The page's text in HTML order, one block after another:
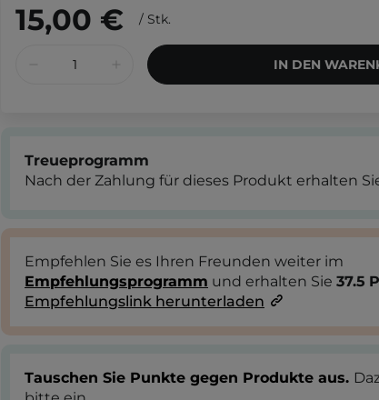
15,00 € / Stk.
IN DEN
Treueprogramm
Nach der Zahlung für dieses Produkt erhalten
Empfehlen Sie es Ihren Freunden weiter im
Empfehlungsprogramm und erhalten Sie 37.5
Empfehlungslink herunterladen
Tauschen Sie Punkte gegen Produkte aus.